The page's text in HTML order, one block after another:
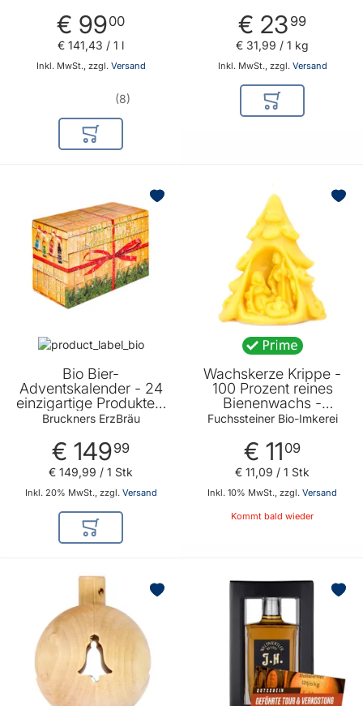
Vegan - 10fach
destilliert in der
Kupferkolonne
€ 9900
Inkl. MwSt., zzgl. Versand
€ 141,43 / 1 l
8
In den Warenkorb
Honigliebhaber von
Fuchssteiner Bio
Imkerei
€ 23 99
Inkl. MwSt., zzgl. Versand
€ 31,99 / 1 kg
In den
Bio Bier-
Adventskalender - 24
einzigartige Produkte -
perfektes Geschenk für
Bruckners ErzBräu
Bruckners ErzBräu
€ 14999
Inkl. 20% MwSt., zzgl. Versand
€ 149,99 / 1 Stk
In den Warenkorb
Wachskerze Krippe -
100 Prozent reines
Bienenwachs -
Verbreitet einen
Fuchssteiner Bio-
Imkerei
Fuchssteiner Bio-Imkerei
€ 11 09
Inkl. 10% MwSt., zzgl. Versand
€ 11,09 / 1 Stk
Kommt bald wieder